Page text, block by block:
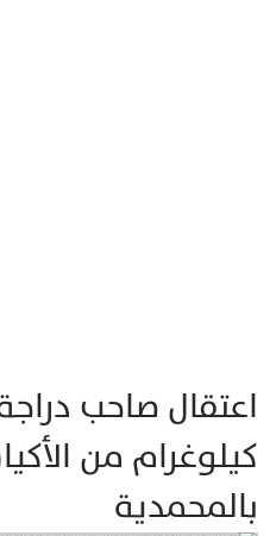
كيلوغرام من
بالمحمدية